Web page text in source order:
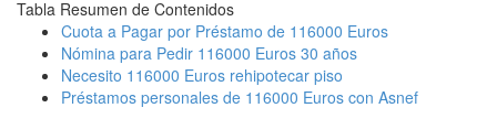
Tabla Resumen de Contenidos
Cuota a Pagar por Préstamo de 116000 Euros
Nómina para Pedir 116000 Euros 30 años
Necesito 116000 Euros rehipotecar piso
Préstamos personales de 116000 Euros con Asnef